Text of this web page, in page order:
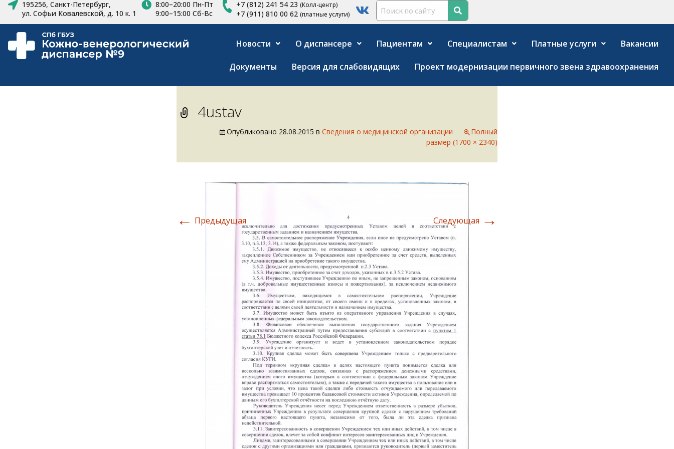
195256, Санкт-Петербург,
ул. Софьи Ковалевской, д. 10 к. 1
8:00–20:00 Пн-Пт
9:00–15:00 Сб-Вс
+7 (812) 241 54 23 (Колл-центр)
+7 (911) 810 00 62 (платные услуги)
Новости О диспансере Пациентам Специалистам Платные услуги Вакансии
Документы Версия для слабовидящих Проект модернизации первичного звена здравоохранения
4ustav
Опубликовано 28.08.2015 в Сведения о медицинской организации
Полный
размер (1700 × 2340)
← Предыдущая Следующая →